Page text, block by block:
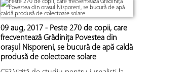
09 aug, 2017 - Peste 270 de copii, care
frecventează Grădinița Povestea din
orașul Nisporeni, se bucură de apă caldă
produsă de colectoare solare